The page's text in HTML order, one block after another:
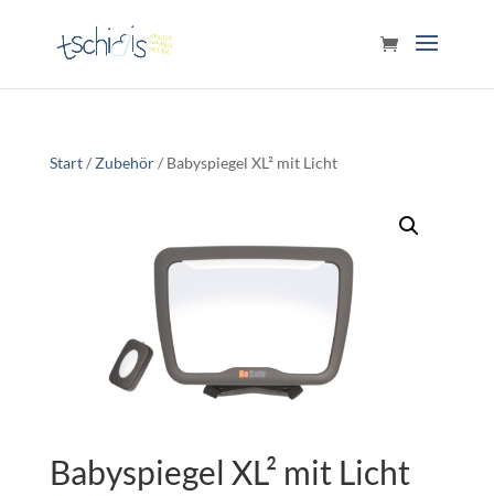
Start/Zubehör/ Babyspiegel XL² mit Licht
Babyspiegel XL² mit Licht